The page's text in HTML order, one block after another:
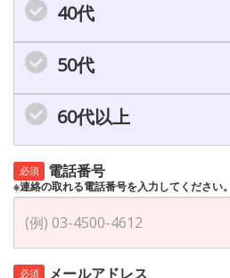
40代
50代
60代以上
必須 電話番号
※連絡の取れる電話番号を入力してください。
必須 メールアドレス